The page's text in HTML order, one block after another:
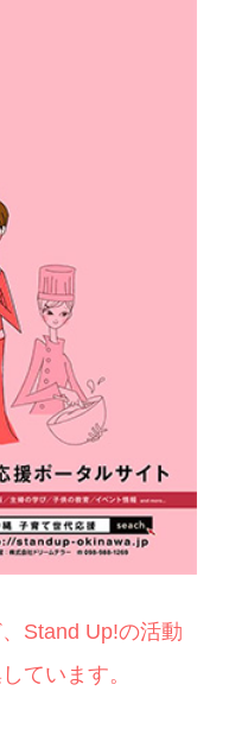
Stand Up!の活動
ています。